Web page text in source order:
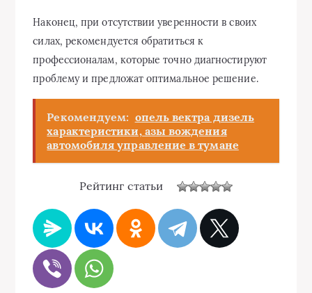
Наконец, при отсутствии уверенности в своих
силах, рекомендуется обратиться к
профессионалам, которые точно диагностируют
проблему и предложат оптимальное решение.
Рекомендуем: опель вектра дизель
характеристики, азы вождения
автомобиля управление в тумане
Рейтинг статьи